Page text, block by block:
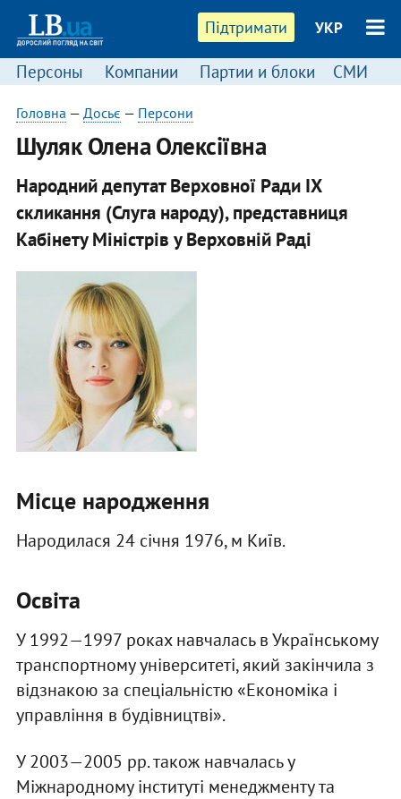
Підтримати УКР
Персоны Компании Партии и блоки СМИ
Головна — Досьє — Персони
Шуляк Олена Олексіївна
Народний депутат Верховної Ради IX
скликання (Слуга народу), представниця
Кабінету Міністрів у Верховній Раді
Місце народження
Народилася 24 січня 1976, м Київ.
Освіта
У 1992—1997 роках навчалась в Українському
транспортному університеті, який закінчила з
відзнакою за спеціальністю «Економіка і
управління в будівництві».
У 2003—2005 рр. також навчалась у
Міжнародному інституті менеджменту та